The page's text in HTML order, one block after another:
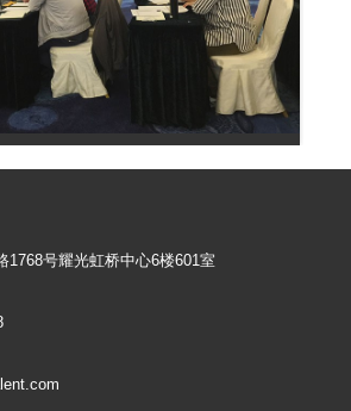
1768号耀光虹桥中心6楼601室